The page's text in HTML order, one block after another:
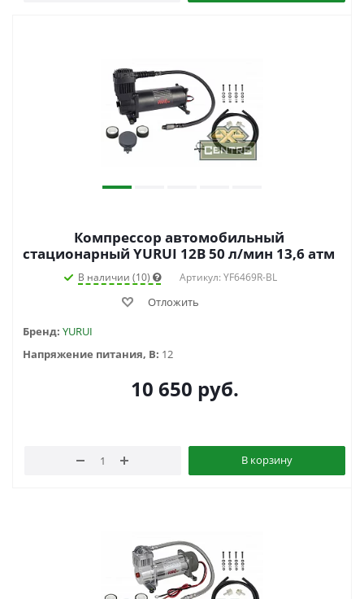
Компрессор автомобильный
стационарный YURUI 12В 50 л/мин 13,6 атм
В наличии (10) Артикул: YF6469R-BL
Отложить
Бренд: YURUI
Напряжение питания, В: 12
10 650 руб.
В корзину